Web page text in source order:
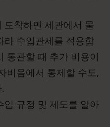
도착하면 세관에서 물
라 수입관세를 적용합
통관할 때 추가 비용이
비음에서 통제할 수도,
입 규정 및 제도를 알아